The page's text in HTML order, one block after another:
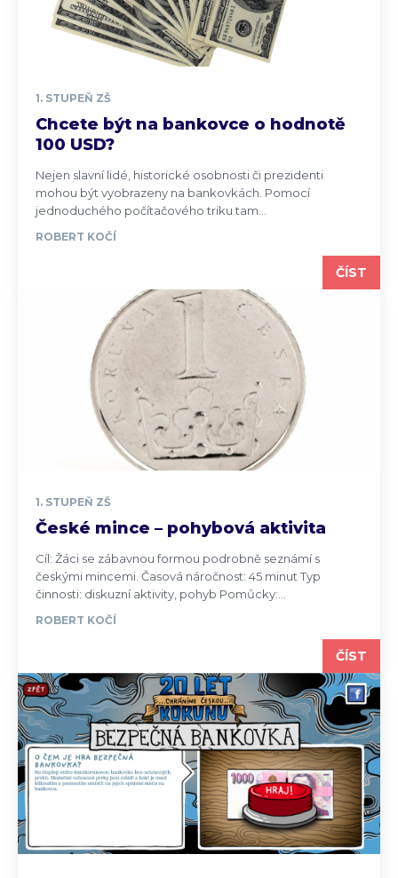
1. STUPEŇ ZŠ
Chcete být na bankovce o hodnotě
100 USD?
Nejen slavní lidé, historické osobnosti či prezidenti
mohou být vyobrazeny na bankovkách. Pomocí
jednoduchého počítačového triku tam...
ROBERT KOČÍ
ČÍST
1. STUPEŇ ZŠ
České mince – pohybová aktivita
Cíl: Žáci se zábavnou formou podrobně seznámí s
českými mincemi. Časová náročnost: 45 minut Typ
činnosti: diskuzní aktivity, pohyb Pomůcky:...
ROBERT KOČÍ
ČÍST